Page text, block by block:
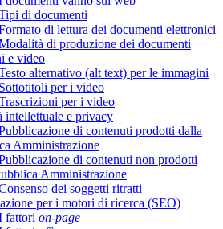
di documenti
di lettura dei documenti elettronici
di produzione dei documenti
e video
alternativo (alt text) per le immagini
per i video
per i video
intellettuale e privacy
di contenuti prodotti dalla
Amministrazione
di contenuti non prodotti
Amministrazione
dei soggetti ritratti
per i motori di ricerca (SEO)
fattori on-page